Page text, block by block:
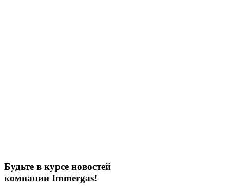
Будьте в курсе новостей
компании Immergas!